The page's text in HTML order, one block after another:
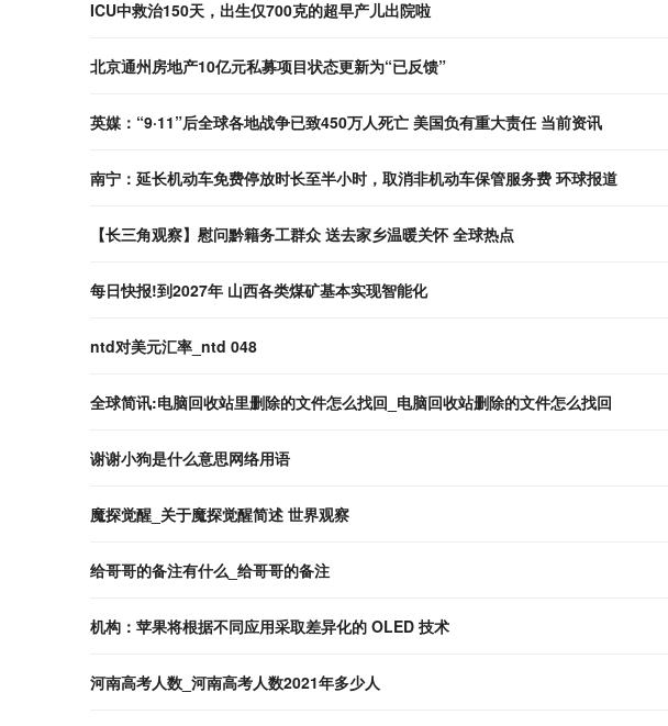
ICU中救治150天，出生仅700克的超早产儿出院啦
北京通州房地产10亿元私募项目状态更新为“已反馈”
英媒：“9·11”后全球各地战争已致450万人死亡 美国负有重大责任 当前资讯
南宁：延长机动车免费停放时长至半小时，取消非机动车保管服务费 环球报道
【长三角观察】慰问黔籍务工群众 送去家乡温暖关怀 全球热点
每日快报!到2027年 山西各类煤矿基本实现智能化
ntd对美元汇率_ntd 048
全球简讯:电脑回收站里删除的文件怎么找回_电脑回收站删除的文件怎么找回
谢谢小狗是什么意思网络用语
魔探觉醒_关于魔探觉醒简述 世界观察
给哥哥的备注有什么_给哥哥的备注
机构：苹果将根据不同应用采取差异化的 OLED 技术
河南高考人数_河南高考人数2021年多少人